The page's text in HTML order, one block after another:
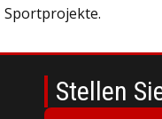
Sportprojekte.
Stellen